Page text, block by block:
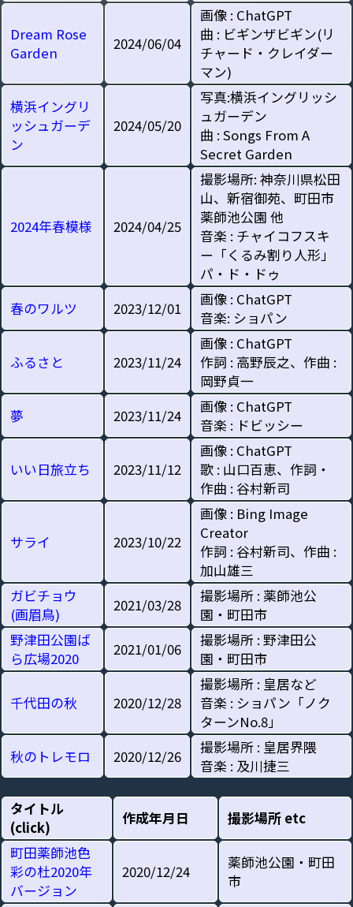
Dream Rose
Garden
2024/06/04
画像 : ChatGPT
曲 : ビギンザビギン(リ
チャード・クレイダー
マン)
横浜イングリ
ッシュガーデ
ン
2024/05/20
写真:横浜イングリッシ
ュガーデン
曲 : Songs From A
Secret Garden
2024年春模様 2024/04/25
撮影場所: 神奈川県松田
山、新宿御苑、町田市
薬師池公園 他
音楽 : チャイコフスキ
ー「くるみ割り人形」
パ・ド・ドゥ
春のワルツ
2023/12/01
画像 : ChatGPT
音楽: ショパン
ふるさと 2023/11/24
画像 : ChatGPT
作詞 : 高野辰之、作曲 :
岡野貞一
夢
2023/11/24
画像 : ChatGPT
音楽 : ドビッシー
いい日旅立ち 2023/11/12
画像 : ChatGPT
歌 : 山口百恵、作詞・
作曲 : 谷村新司
サライ 2023/10/22
画像 : Bing Image
Creator
作詞 : 谷村新司、作曲 :
加山雄三
ガビチョウ
(画眉鳥)
2021/03/28
撮影場所 : 薬師池公
園・町田市
野津田公園ば
ら広場2020
2021/01/06
撮影場所 : 野津田公
園・町田市
千代田の秋 2020/12/28
撮影場所 : 皇居など
音楽 : ショパン「ノク
ターンNo.8」
秋のトレモロ
2020/12/26
撮影場所 : 皇居界隈
音楽 : 及川捷三
タイトル
(click)
作成年月日
撮影場所 etc
町田薬師池色
彩の杜2020年
バージョン
2020/12/24
薬師池公園・町田
市